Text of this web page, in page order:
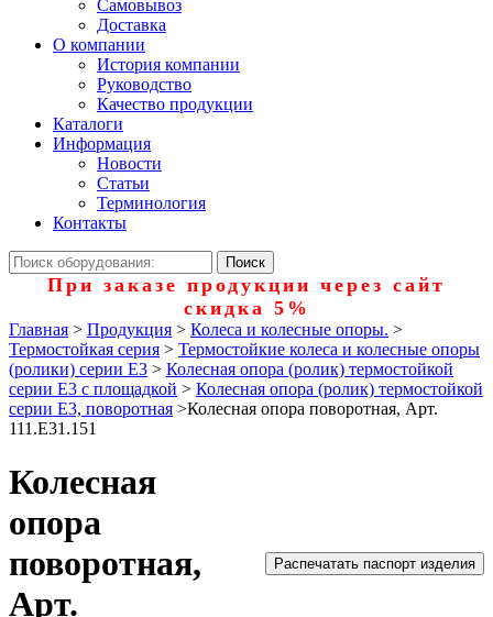
Самовывоз
Доставка
О компании
История компании
Руководство
Качество продукции
Каталоги
Информация
Новости
Статьи
Терминология
Контакты
При заказе продукции через сайт
скидка 5%
Главная > Продукция > Колеса и колесные опоры. >
Термостойкая серия > Термостойкие колеса и колесные опоры
(ролики) серии Е3 > Колесная опора (ролик) термостойкой
серии Е3 с площадкой > Колесная опора (ролик) термостойкой
серии Е3, поворотная >Колесная опора поворотная, Арт.
111.E31.151
Колесная
опора
поворотная,
Арт.
Распечатать паспорт изделия